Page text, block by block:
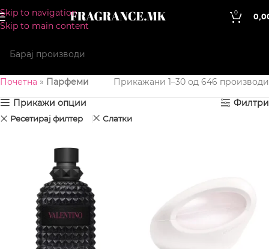
Skip to navigation
Skip to main content
0
Почетна » Парфеми
Прикажани 1–30 од 646 производи
Прикажи опции
Филтри
Ресетирај филтер Слатки